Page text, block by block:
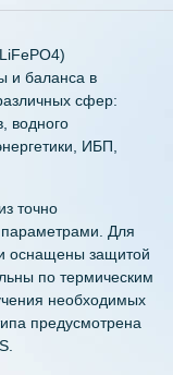
и баланса в
сфер:
водного
ИБП,
точно
Для
оснащены защитой
по термическим
необходимых
предусмотрена